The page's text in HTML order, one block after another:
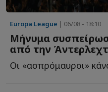
Europa League | 06/08 - 18:10
Μήνυμα
από την Άντερλεχτ